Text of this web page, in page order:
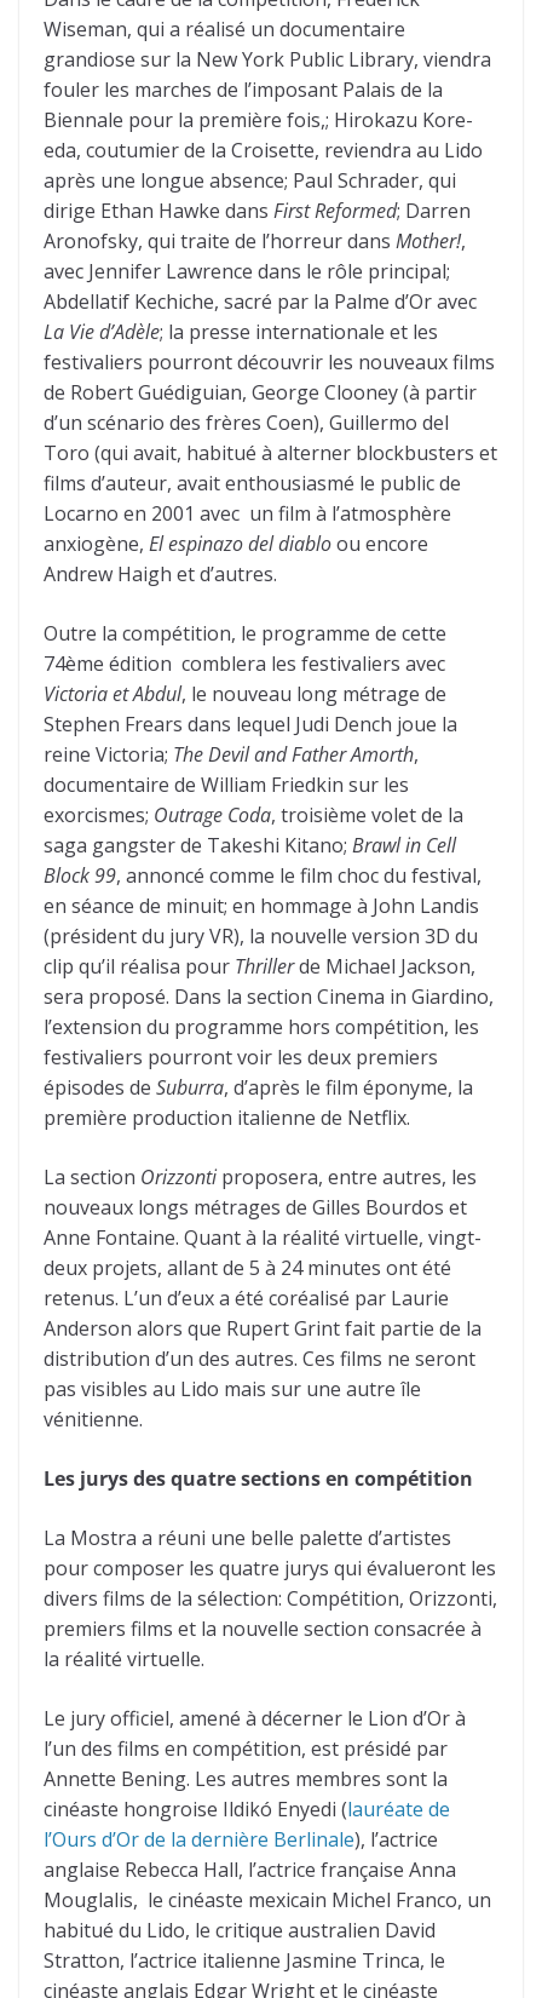
Wiseman, qui a réalisé un documentaire
grandiose sur la New York Public Library, viendra
fouler les marches de l’imposant Palais de la
Biennale pour la première fois,; Hirokazu Kore-
eda, coutumier de la Croisette, reviendra au Lido
après une longue absence; Paul Schrader, qui
dirige Ethan Hawke dans First Reformed; Darren
Aronofsky, qui traite de l’horreur dans Mother!,
avec Jennifer Lawrence dans le rôle principal;
Abdellatif Kechiche, sacré par la Palme d’Or avec
La Vie d’Adèle; la presse internationale et les
festivaliers pourront découvrir les nouveaux films
de Robert Guédiguian, George Clooney (à partir
d’un scénario des frères Coen), Guillermo del
Toro (qui avait, habitué à alterner blockbusters et
films d’auteur, avait enthousiasmé le public de
Locarno en 2001 avec un film à l’atmosphère
anxiogène, El espinazo del diabloou encore
Andrew Haigh et d’autres.
Outre la compétition, le programme de cette
74ème édition comblera les festivaliers avec
Victoria et Abdul, le nouveau long métrage de
Stephen Frears dans lequel Judi Dench joue la
reine Victoria; The Devil and Father Amorth,
documentaire de William Friedkin sur les
exorcismes; Outrage Coda, troisième volet de la
saga gangster de Takeshi Kitano; Brawl in Cell
Block 99, annoncé comme le film choc du festival,
en séance de minuit; en hommage à John Landis
(président du jury VR), la nouvelle version 3D du
clip qu’il réalisa pour Thrillerde Michael Jackson,
sera proposé. Dans la section Cinema in Giardino,
l’extension du programme hors compétition, les
festivaliers pourront voir les deux premiers
épisodes de Suburra, d’après le film éponyme, la
première production italienne de Netflix.
La section Orizzonti proposera, entre autres, les
nouveaux longs métrages de Gilles Bourdos et
Anne Fontaine. Quant à la réalité virtuelle, vingt-
deux projets, allant de 5 à 24 minutes ont été
retenus. L’un d’eux a été coréalisé par Laurie
Anderson alors que Rupert Grint fait partie de la
distribution d’un des autres. Ces films ne seront
pas visibles au Lido mais sur une autre île
vénitienne.
Les jurys des quatre sections en compétition
La Mostra a réuni une belle palette d’artistes
pour composer les quatre jurys qui évalueront les
divers films de la sélection: Compétition, Orizzonti,
premiers films et la nouvelle section consacrée à
la réalité virtuelle.
Le jury officiel, amené à décerner le Lion d’Or à
l’un des films en compétition, est présidé par
Annette Bening. Les autres membres sont la
cinéaste hongroise Ildikó Enyedi (lauréate de
l’Ours d’Or de la dernière Berlinale), l’actrice
anglaise Rebecca Hall, l’actrice française Anna
Mouglalis, le cinéaste mexicain Michel Franco, un
habitué du Lido, le critique australien David
Stratton, l’actrice italienne Jasmine Trinca, le
cinéaste anglais Edgar Wright et le cinéaste